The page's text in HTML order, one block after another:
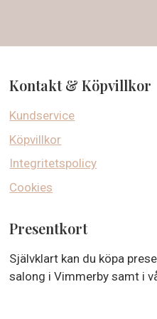
Kontakt & Köpvillkor
Kundservice
Köpvillkor
Integritetspolicy
Cookies
Presentkort
Självklart kan du köpa
salong i Vimmerby samt i